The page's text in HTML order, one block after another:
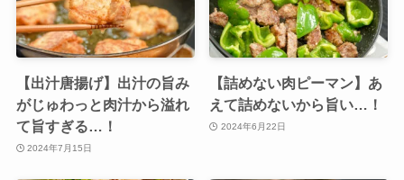
【出汁唐揚げ】出汁の旨み
がじゅわっと肉汁から溢れ
て旨すぎる…！
2024年7月15日
【詰めない肉ピーマン】あ
えて詰めないから旨い…！
2024年6月22日